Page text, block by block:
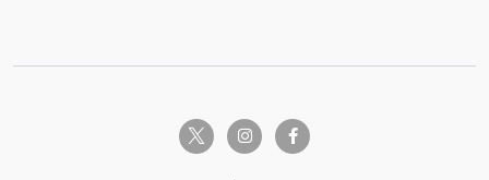
facebook-f
instagram
twitter-x